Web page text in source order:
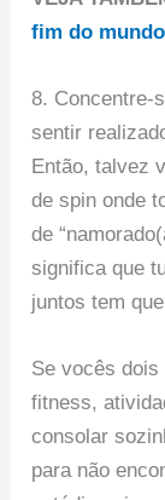
fim do mundo
8. Concentre-
sentir
Então, talvez
de spin onde
de
significa que
juntos tem
Se vocês dois
fitness,
consolar
para não